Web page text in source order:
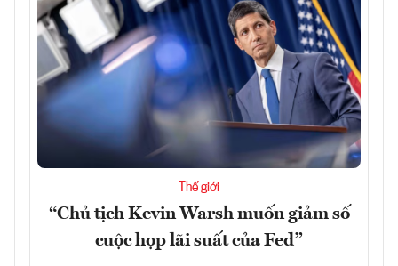
Thế giới
“Chủ tịch Kevin Warsh muốn giảm số
cuộc họp lãi suất của Fed”